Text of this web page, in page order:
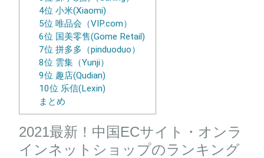
4位 小米(Xiaomi)
5位 唯品会（VIP.com）
6位 国美零售(Gome Retail)
7位 拼多多（pinduoduo）
8位 雲集（Yunji）
9位 趣店(Qudian)
10位 乐信(Lexin)
まとめ
2021最新！中国ECサイト・オンラ
インネットショップのランキング